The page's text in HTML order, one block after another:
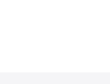
ПО) 406 С Infratech
(восстановление)